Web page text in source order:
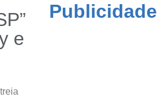
e
Publicidade